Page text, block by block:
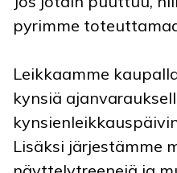
pyrimme
Leikkaamme
kynsiä
Lisäksi järjestämme